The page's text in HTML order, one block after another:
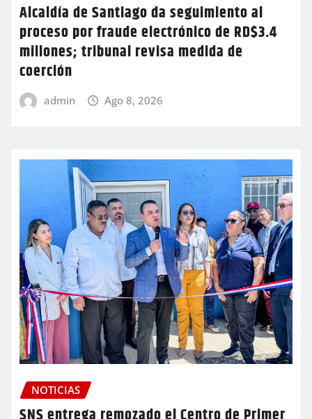
Alcaldía de Santiago da seguimiento al
proceso por fraude electrónico de RD$3.4
millones; tribunal revisa medida de
coerción
admin Ago 8, 2026
NOTICIAS